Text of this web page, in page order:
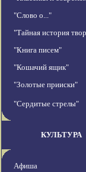
"Слово о..."
"Тайная история
"Книга писем"
"Кошачий ящик"
"Золотые прииски"
"Сердитые стрелы"
КУЛЬТУРА
Афиша